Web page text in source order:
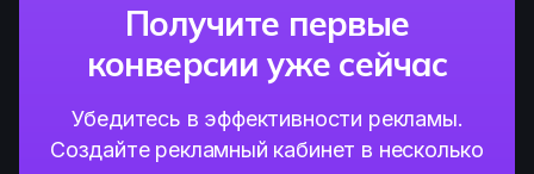
Получите первые
конверсии уже сейчас
Убедитесь в эффективности рекламы.
Создайте рекламный кабинет в несколько